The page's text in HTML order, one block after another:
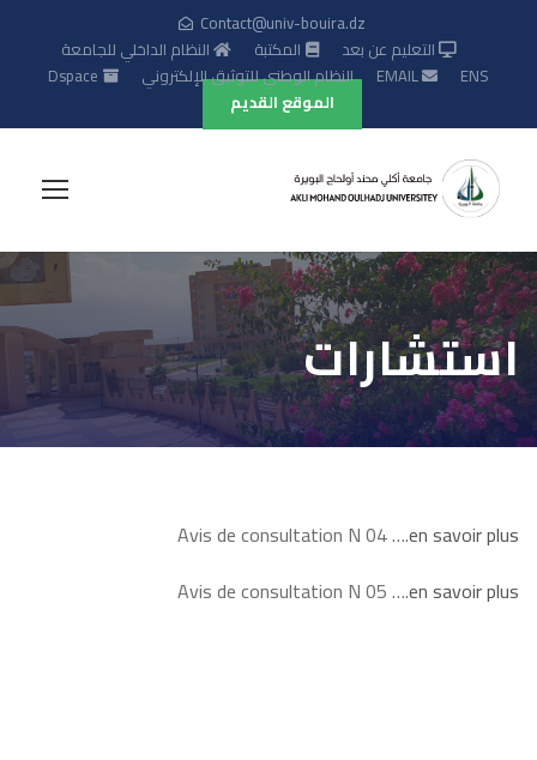
Contact@univ-bouira.dz
النظام الداخلي للجامعة
المكتبة
التعليم عن بعد
Dspace
النظام الوطني للتوثيق الإلكتروني EMAIL
ENS
الموقع القديم
استشارات
Avis de consultation N 04 ….en savoir plus
Avis de consultation N 05 ….en savoir plus